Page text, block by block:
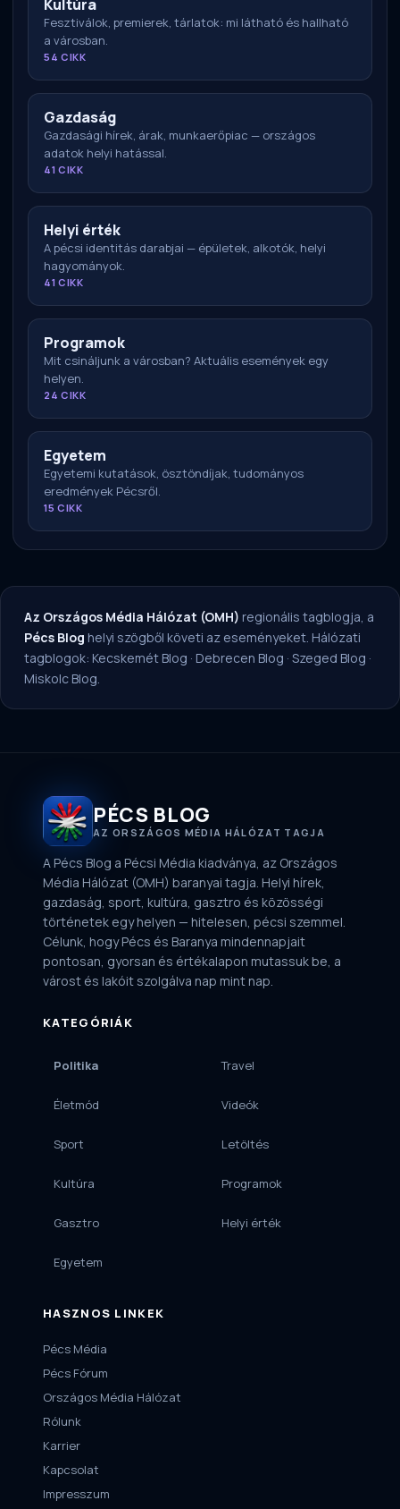
Kultúra
Fesztiválok, premierek, tárlatok: mi látható és hallható
a városban.
54 CIKK
Gazdaság
Gazdasági hírek, árak, munkaerőpiac — országos
adatok helyi hatással.
41 CIKK
Helyi érték
A pécsi identitás darabjai — épületek, alkotók, helyi
hagyományok.
41 CIKK
Programok
Mit csináljunk a városban? Aktuális események egy
helyen.
24 CIKK
Egyetem
Egyetemi kutatások, ösztöndíjak, tudományos
eredmények Pécsről.
15 CIKK
Az Országos Média Hálózat (OMH) regionális tagblogja, a
Pécs Blog helyi szögből követi az eseményeket. Hálózati
tagblogok: Kecskemét Blog · Debrecen Blog · Szeged Blog ·
Miskolc Blog.
PÉCS BLOG
AZ ORSZÁGOS MÉDIA HÁLÓZAT TAGJA
A Pécs Blog a Pécsi Média kiadványa, az Országos
Média Hálózat (OMH) baranyai tagja. Helyi hírek,
gazdaság, sport, kultúra, gasztro és közösségi
történetek egy helyen — hitelesen, pécsi szemmel.
Célunk, hogy Pécs és Baranya mindennapjait
pontosan, gyorsan és értékalapon mutassuk be, a
várost és lakóit szolgálva nap mint nap.
KATEGÓRIÁK
Politika
Életmód
Sport
Kultúra
Gasztro
Egyetem
Travel
Videók
Letöltés
Programok
Helyi érték
HASZNOS LINKEK
Pécs Média
Pécs Fórum
Országos Média Hálózat
Rólunk
Karrier
Kapcsolat
Impresszum